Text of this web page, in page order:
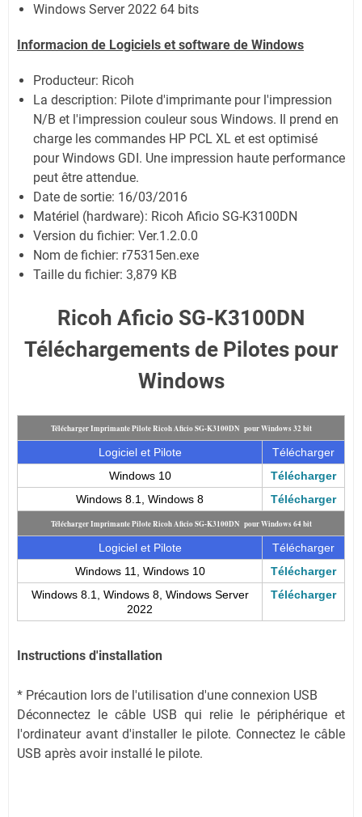
Windows Server 2022 64 bits
Informacion de Logiciels et software de Windows
Producteur: Ricoh
La description: Pilote d'imprimante pour l'impression
N/B et l'impression couleur sous Windows. Il prend en
charge les commandes HP PCL XL et est optimisé
pour Windows GDI. Une impression haute performance
peut être attendue.
Date de sortie: 16/03/2016
Matériel (hardware): Ricoh Aficio SG-K3100DN
Version du fichier: Ver.1.2.0.0
Nom de fichier: r75315en.exe
Taille du fichier: 3,879 KB
Ricoh Aficio SG-K3100DN
Téléchargements de Pilotes pour
Windows
Télécharger Imprimante Pilote Ricoh Aficio SG-K3100DN pour Windows 32 bit
Logiciel et Pilote
Télécharger
Windows 10
Télécharger
Windows 8.1, Windows 8
Télécharger
Télécharger Imprimante Pilote Ricoh Aficio SG-K3100DN pour Windows 64 bit
Logiciel et Pilote
Télécharger
Windows 11, Windows 10
Télécharger
Windows 8.1, Windows 8, Windows Server
2022
Télécharger
Instructions d'installation
* Précaution lors de l'utilisation d'une connexion USB
Déconnectez le câble USB qui relie le périphérique et
l'ordinateur avant d'installer le pilote. Connectez le câble
USB après avoir installé le pilote.